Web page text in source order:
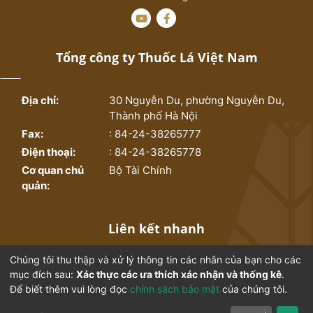
Kích thước lá vị bộ c (cm).
Năng suất và cấp loại thuốc lá sấy, đánh giá chất
Theo dõi tình hình sâu bệnh 20 ngày sau trồng.
- Các chi tiêu theo dõi khảo nghiệm sản xuất của
giống,
Thời gian từ trồng đến thu hoạch lần đầu, lần
Thời gian từ trồng đến ra nụ 10%, 90% (ngày), số
lá kinh tế (lá).
Theo dõi một số sâu, bệnh hại có xuất hiện.
Năng suất.
Cấp loại
Tổng công ty Thuốc Lá Việt Nam
Địa chỉ:
30 Nguyễn Du, phường Nguyễn Du,
Thành phố Hà Nội
Fax:
: 84-24-38265777
Điện thoại:
: 84-24-38265778
Cơ quan chủ
quản:
Bộ Tài Chính
Liên kết nhanh
Trang chủ
Bộ sưu tập
Thống kê
Từ điển ngành thuốc lá
Chúng tôi thu thập và xử lý thông tin các nhân của bạn cho các
mục đích sau: Xác thực các ưa thích xác nhận và thống kê.
Để biết thêm vui lòng đọc chính sách bảo mật của chúng tôi.